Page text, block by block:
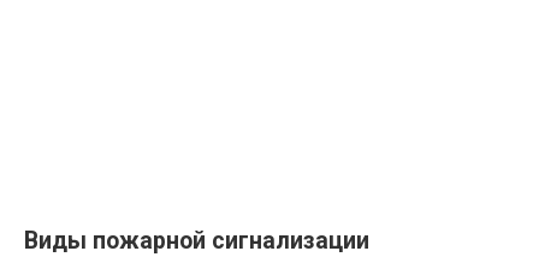
Виды пожарной сигнализации